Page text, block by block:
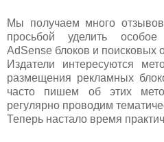
Мы получаем много
просьбой уделить
AdSense блоков и поисковых
Издатели интересуются
размещения рекламных
часто пишем об этих
регулярно проводим
Теперь настало время